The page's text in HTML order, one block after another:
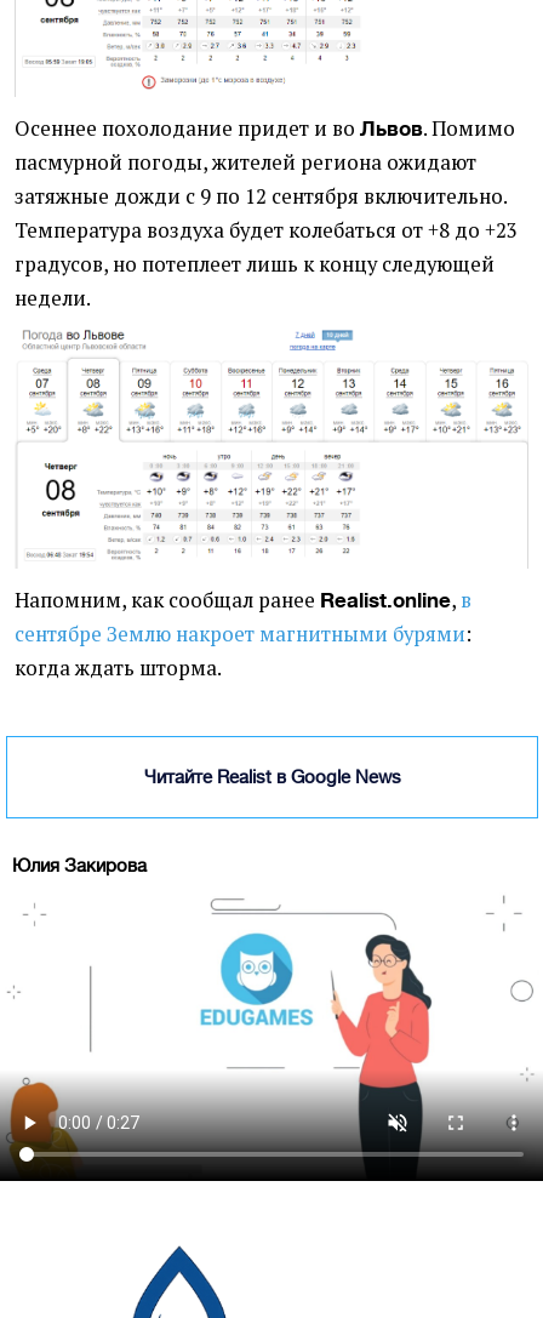
Осеннее похолодание придет и во Львов. Помимо
пасмурной погоды, жителей региона ожидают
затяжные дожди с 9 по 12 сентября включительно.
Температура воздуха будет колебаться от +8 до +23
градусов, но потеплеет лишь к концу следующей
недели.
Напомним, как сообщал ранее Realist.online, в
сентябре Землю накроет магнитными бурями:
когда ждать шторма.
Читайте Realist в Google News
Юлия Закирова